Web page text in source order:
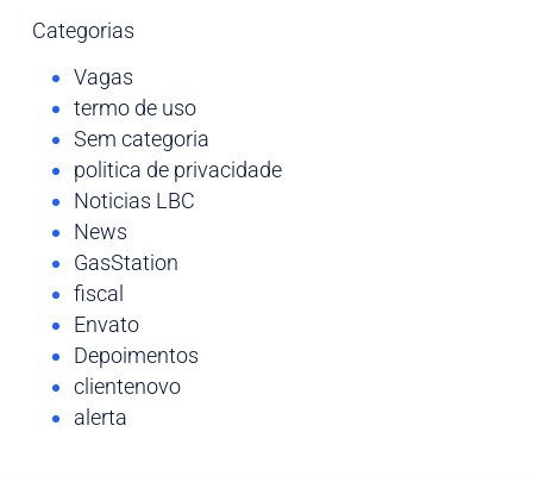
Categorias
Vagas
termo de uso
Sem categoria
politica de privacidade
Noticias LBC
News
GasStation
fiscal
Envato
Depoimentos
clientenovo
alerta